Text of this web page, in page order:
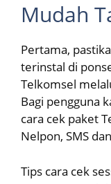
Mudah
Pertama,
terinstal di
Telkomsel
Bagi pengguna
cara cek paket
Nelpon, SMS
Tips cara cek